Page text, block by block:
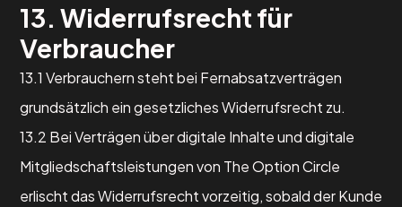
13. Widerrufsrecht für
Verbraucher
13.1 Verbrauchern steht bei Fernabsatzverträgen
grundsätzlich ein gesetzliches Widerrufsrecht zu.
13.2 Bei Verträgen über digitale Inhalte und digitale
Mitgliedschaftsleistungen von The Option Circle
erlischt das Widerrufsrecht vorzeitig, sobald der Kunde